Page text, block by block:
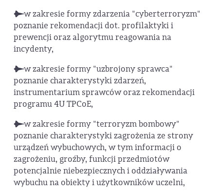
w zakresie formy zdarzenia "cyberterroryzm"
poznanie rekomendacji dot. profilaktyki i
prewencji oraz algorytmu reagowania na
incydenty,
w zakresie formy "uzbrojony sprawca"
poznanie charakterystyki zdarzeń,
instrumentarium sprawców oraz rekomendacji
programu 4U TPCoE,
w zakresie formy "terroryzm bombowy"
poznanie charakterystyki zagrożenia ze strony
urządzeń wybuchowych, w tym informacji o
zagrożeniu, groźby, funkcji przedmiotów
potencjalnie niebezpiecznych i oddziaływania
wybuchu na obiekty i użytkowników uczelni,